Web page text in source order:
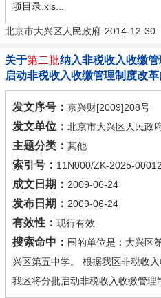
项目录.xls...
北京市大兴区人民政府-2014-12-30
关于第二批纳入非税收入收缴
启动非税收入收缴管理制度改
发文序号： 京兴财[2009]208号
发文单位： 北京市大兴区人民政
主题分类： 其他
索引号： 11N000/ZK-2025-
成文日期： 2009-06-24
发布日期： 2009-06-24
有效性： 现行有效
搜索命中： 围的单位是：大兴区
兴区第五中学。 根据我区非税收
我区将分批启动非税收入收缴管理